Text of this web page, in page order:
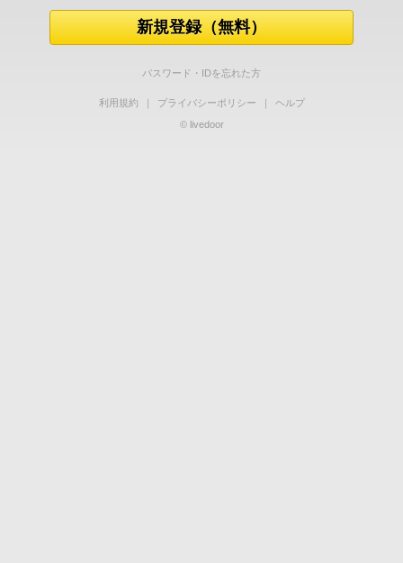
新規登録（無料）
パスワード・IDを忘れた方
利用規約 ｜ プライバシーポリシー ｜
ヘルプ
© livedoor